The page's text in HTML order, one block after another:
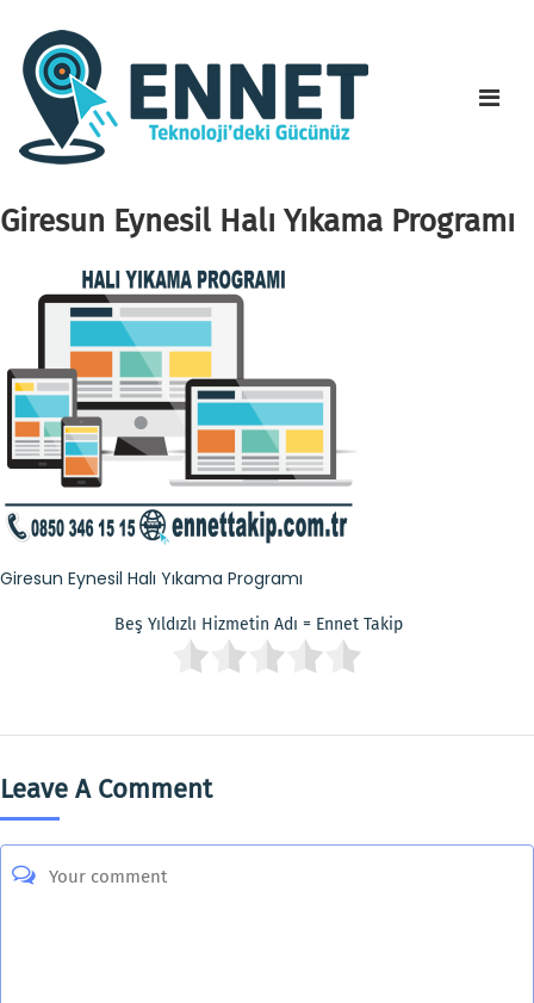
Giresun Eynesil Halı Yıkama Programı
Giresun Eynesil Halı Yıkama Programı
Beş Yıldızlı Hizmetin Adı = Ennet Takip
Leave A Comment